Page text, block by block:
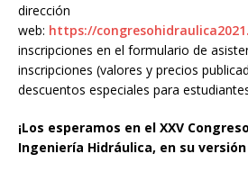
dirección
web: https://
inscripciones en el formulario de
inscripciones (valores y precios
descuentos especiales para
¡Los esperamos en el XXV
Ingeniería Hidráulica, en su